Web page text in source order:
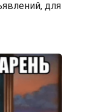
для